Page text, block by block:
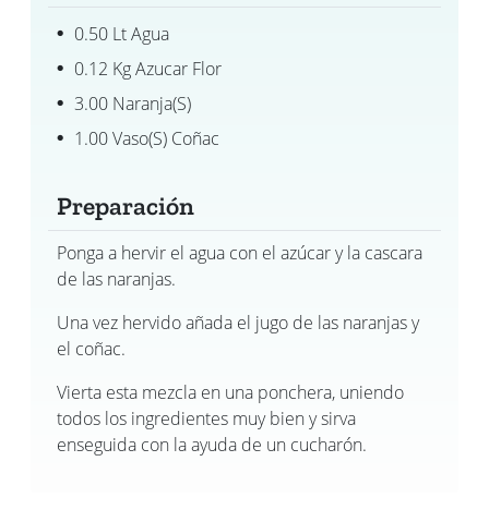
0.50 Lt Agua
0.12 Kg Azucar Flor
3.00 Naranja(s)
1.00 Vaso(s) Coñac
Preparación
Ponga a hervir el agua con el azúcar y la cascara
de las naranjas.
Una vez hervido añada el jugo de las naranjas y
el coñac.
Vierta esta mezcla en una ponchera, uniendo
todos los ingredientes muy bien y sirva
enseguida con la ayuda de un cucharón.